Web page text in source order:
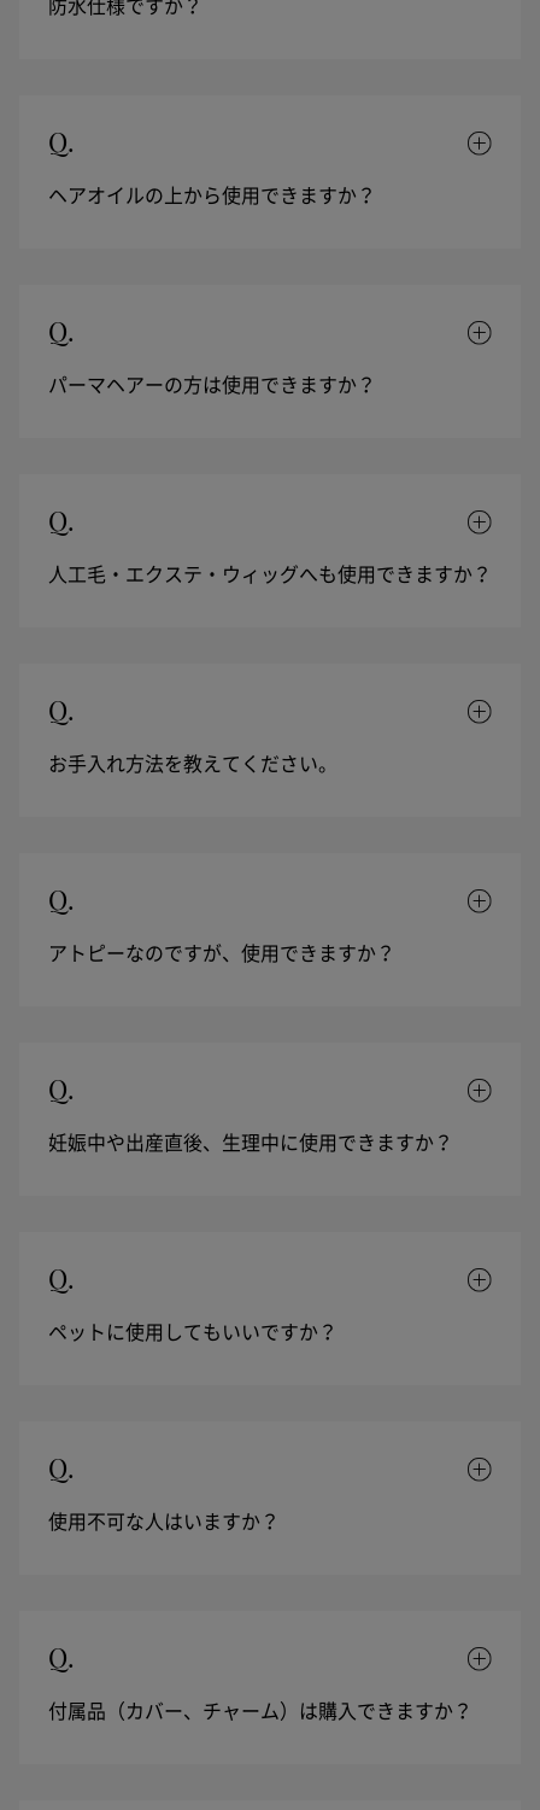
防水仕様ですか？
Q.
ヘアオイルの上から使用できますか？
Q.
パーマヘアーの方は使用できますか？
Q.
人工毛・エクステ・ウィッグへも使用できますか？
Q.
お手入れ方法を教えてください。
Q.
アトピーなのですが、使用できますか？
Q.
妊娠中や出産直後、生理中に使用できますか？
Q.
ペットに使用してもいいですか？
Q.
使用不可な人はいますか？
Q.
付属品（カバー、チャーム）は購入できますか？